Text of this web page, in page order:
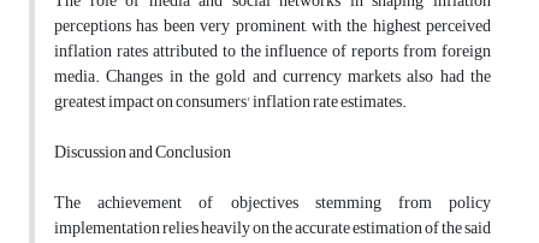
perceptions has been very prominent, with the highest perceived
inflation rates attributed to the influence of reports from foreign
media. Changes in the gold and currency markets also had the
greatest impact on consumers' inflation rate estimates.
Discussion and Conclusion
The achievement of objectives stemming from policy
implementation relies heavily on the accurate estimation of the said